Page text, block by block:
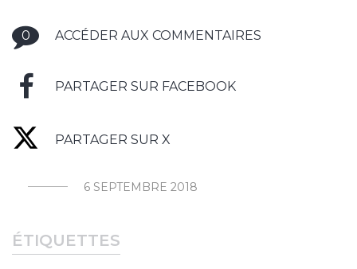
0 ACCÉDER AUX COMMENTAIRES
PARTAGER SUR FACEBOOK
PARTAGER SUR X
6 SEPTEMBRE 2018
ÉTIQUETTES